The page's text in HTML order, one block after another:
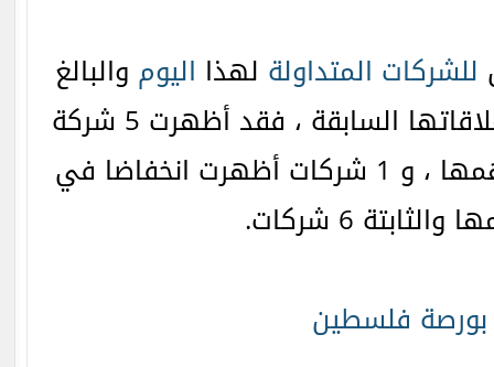
للشركات المتداولة لهذا اليوم والبالغ
عددها 12 شركة مع إغلاقاتها السابقة ، فقد أظهرت 5 شركة
ارتفاعا في أسعار أسهمها ، و 1 شركات أظهرت انخفاضا في
6 شركات.
بورصة فلسطين